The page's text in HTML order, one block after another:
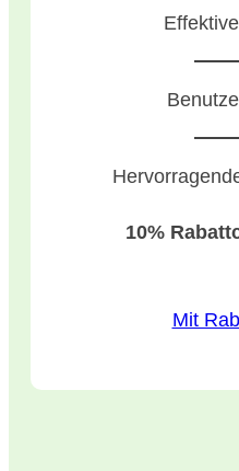
10%
Mit